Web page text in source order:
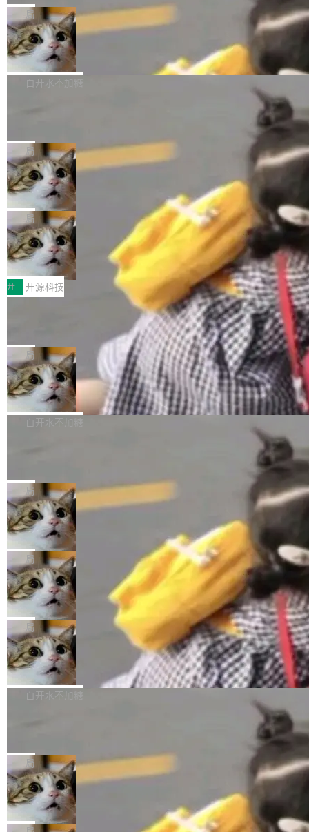
质的最低采样率）的音频格式将被拒绝 修复了 C
SS 圆角虚线样式中可能存在的问题 如果表单中
的图像元素不在同一个子树中，则它们将不再关
联 加...
最强的若干项。对于尚未正式发版的 PG 19，则
通过拉取过去一年内（从 PG 18 Beta1 时间点
至今）的所有 commit，同样交由 AI 分析提炼。
经过人工复核，准确度令人满意。这一方法也为
社区爱好者提供了高效跟踪新版本的思路。
维护工作一直与我的日常工作、家务、社交生活
和休闲娱乐竞争时间。" 这是 libexpat 维护者 S
ebastian Pipping 写在博客里的话。8 月 4 日，
他宣布了一个新消息：从 2026 年 8 月 1 日起，
他可以全职维护 libexpat 了，最长 6 个月。发
库之一。你的操作系统、浏览器、无数的基础设
施软件，很可能都在用它。而过去十年，维护它
的人一直在用业余...
局
Firefox 153.0.3 发布
Firefox 153.0.3 现已发布，具体更新内容如
下： New Smart Window 包含多项增强功能：
gi?id=2019042">Bug&nbsp;2019042</a>）</l
i> <li>现在，助手可以直接使用 Exa 的网络搜索
结果回答问题，而无需将问题转交给搜索引擎。
（<a href="https://bugzilla.mozilla.org/show_
bug.cgi?id=204...
白开水不加糖
的 npm 包。项目的核心论点是：容器不适合 Ag
ent 计算。真正适合的，是 Isolate。 Cloudflare
工程师在这件事上没什么可谦虚的——他们用 W
orkers 跑了十年 Isolate。用 CEO Matthew Pri
nce 的话说：「我们一生都在用 Isolate 运行代
码，而 AI Agent 不需要容器，它们需要的是 Iso
late。」 容器为什么不合适 容器的问题在于启动
和销毁都太重了。一个 Agent 要执行的任务可能
只需要几毫秒的 CPU 时间，但容器从冷启动到
就绪要花数秒。如果未来有十...
局
OpenAI 公开邮件和聊天记录回应苹果
诉讼，称“Apple is getting this wron
g”
上个月，苹果一纸诉状把 OpenAI 告上法庭，指
控其挖角苹果前员工并窃取商业秘密。苹果的诉
状把 OpenAI 描述成一个系统性地从前东家挖
人、套取机密信息的对手。 OpenAI 没发律师
函，也没选择庭外沉默。它在官网贴了一篇博
文，标题只有六个字：Apple is getting this wro
ng。 然后，它把邮件往来和 iMessage 聊天记
录全贴了出来。 他发错人了 苹果外部律师 Gabr
iel Gross 来自 Weil 律所，2 月 23 日下午 5:53
给 OpenAI 总法律顾问 Che Chang 发了封邮
件，附了一封长信，要求 OpenAI 配合调查前苹
果员工带走机密信...
局
HUAWEI MatePad Edge上架WorkBu
ddy鸿蒙PC版，说话就能干活的AI办公
搭子
全能AI工作台WorkBuddy鸿蒙PC版上架HUAWE
I MatePad Edge应用市场，直接下载即可使
用，与鸿蒙电脑上的体验一致。值得一提的是，
这是目前市面上唯一支持平板接入WorkBuddy P
C版的产品，搭载“人机双写”重磅功能——你写
你的，AI写AI的，同屏协作互不干扰。一句话让
AI帮你干活，现在开启全新体验！ 温馨提示：
体验WorkBuddy鸿蒙PC版前，请将 HUAWEI M
atePad Edge 升级至 HarmonyOS 6.1.0.135S
P9 patch03及以上版本。 *升级路径：设置 > 搜
开 开源科技
FFmpeg 9.0 发布：代号“Lei”，以此纪
全球知名开源多媒体框架 FFmpeg 今天正式发
布了 9.0 版本。这个版本除了带来新一代音视频
处理能力和硬件加速支持之外，还有一个特殊之
处：FFmpeg 9.0 的代号是“Lei”。 这个名字，
来自中国开发者雷霄骅（Lei Xiaohua）。 对于
很多中国音视频开发者而言，这个名字并不陌
“启蒙老师”。 而今年，恰好是雷霄骅离世十周
年。FFmpeg 社区最终选择用一个大版本的名
字，留下了这份纪念。 雷霄骅曾是中国传媒大学
数字电视技术方向的博士生，长期从事视频、音
频技...
局
亚马逊成本失控：AI 写代码烧掉 1215
万元，超预算 860%
外媒近日曝光了亚马逊的多份内部报告显示，AI
导致公司在多个项目上超支。《金融时报》报道
编写程序，目标是完成电商平台作者信息与商品
列表的数据匹配 —— 一项常规的数据处理任
务，最终却产生了 180 万美元的账单，实际支出
超出原定预算 860%。 更令人意外的是，该项目
最终并未成功落地，而高额算力消耗持续运行长
达 5 个月，公司直到财务对账时才察觉异常。这
意味着一个无人看管的 AI 程序，在近半年时间
里日夜不停地"烧钱"。 复盘显示，...
白开水不加糖
e CEO Clément Delangue 在 CNBC 的采访里
没有拐弯抹角。他说中国正在赢得 AI 竞赛，而
且按目前的速度，中国 AI 工具预计在今年底或
2027 年就能追上美国前沿实验室的水平。 Dela
ngue 把原因归结为一件事：开放协作。中国的
AI 开发者在一个共享和协作的生态里加速迭代，
而美国模型厂商在"闭门造车"。他的原话是 "buil
ding in silos"——各自为战，互不通气。 这个判
断从他嘴里说出来分量不同。Hugging Face 是
全球最大的开源 AI 平台，上面跑着上百万个模
型。谁在开源赛道上领先，...
局
当 AI agent 把源码变成了最好的扩展系
统，开发者工具必须开源
五年前，David Crawshaw 问过很多软件工程师
一个问题：你写过什么给自己用的程序？答案几
乎都是没有。工程师们整天用别人写的程序写程
序给别人用。偶尔有人自己写个博客系统、智能
家居控制、家庭实验室，都算稀奇事。 Crawsh
aw 是 Shelley 的作者，一个开源 AI coding age
nt。他最近在博客上写了一篇文章，核心论点很
简单：开发者工具必须开源。 理由不是传统的自
由软件情怀，而是一个跟 AI agent 直接相关的
技术判断。 两行 prompt 就能个性化任何软件 C
局
DeepSeek Harness 宣布内测邀请，全
网最大规模开源 Agent 路演现场诞生
一条内测招募帖，发出去的时候大概没人想到它
会变成一场开源 Agent 生态的路演。 8月1日，
DeepSeek Harness 团队负责人崔添翼（tiany
i）在 X 上发帖： 「如果你是 Agent Harness 相
关开源项目的开发者，希望参加 DeepSeek Har
ness 的内测，可以回复或私信联系我。请附上
Harness 负责把能力落到真实环境中——调用工
具、读写文件、管理上下文、处理错误、完成闭
环。崔添翼招人的标...
局
商汤 SenseNova U1.5-Lite-Preview
开源
商汤科技宣布面向社区开源轻量级统一多模态模
型的预览版本 SenseNova U1.5-Lite-Preview。
理解、推理、生成与编辑，还仅以 8B-MoT 的轻
量大小，将能力推进到4K、更精细的真实质感、
更复杂的视觉控制和可持续迭代编辑。 相比 U
1，U1.5-Lite-Preview 在以下方向上带来了显著
提升： 原生支持4K图像生成； 更精细的局部纹
白开水不加糖
nap。这次是 hwctl——一个用来检查 Ubuntu
硬件认证状态的命令行工具。 Canonical 工程师
Alan Griffiths 在邮件列表中说得很直白：「hwc
tl 是一个 Ubuntu 专有的包，它和它的依赖项都
是 Ubuntu 专有的，不会用在其他发行版上。」
局
Dario Amodei 担心新人来 Anthropic
只为金钱，不为使命
顶级 AI 研究员在两家公司之间来回跳，中间只
隔了几天。 Lilian Weng 上周刚宣布因健康原因